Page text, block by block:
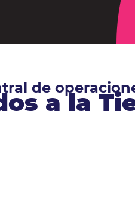
de
a la